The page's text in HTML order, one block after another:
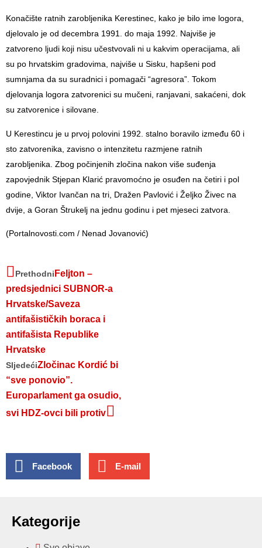
Konačište ratnih zarobljenika Kerestinec, kako je bilo ime logora,
djelovalo je od decembra 1991. do maja 1992. Najviše je
zatvoreno ljudi koji nisu učestvovali ni u kakvim operacijama, ali
su po hrvatskim gradovima, najviše u Sisku, hapšeni pod
sumnjama da su suradnici i pomagači “agresora”. Tokom
djelovanja logora zatvorenici su mučeni, ranjavani, sakaćeni, dok
su zatvorenice i silovane.
U Kerestincu je u prvoj polovini 1992. stalno boravilo između 60 i
sto zatvorenika, zavisno o intenzitetu razmjene ratnih
zarobljenika. Zbog počinjenih zločina nakon više suđenja
zapovjednik Stjepan Klarić pravomoćno je osuđen na četiri i pol
godine, Viktor Ivančan na tri, Dražen Pavlović i Željko Živec na
dvije, a Goran Štrukelj na jednu godinu i pet mjeseci zatvora.
(Portalnovosti.com / Nenad Jovanović)
Prethodni Feljton –
predsjednici SUBNOR-a
Hrvatske/Saveza
antifašističkih boraca i
antifašista Republike
Hrvatske
SljedećiZločinac Kordić bi
“sve ponovio”.
Europarlament ga osudio,
svi HDZ-ovci bili protiv
Facebook E-mail
Kategorije